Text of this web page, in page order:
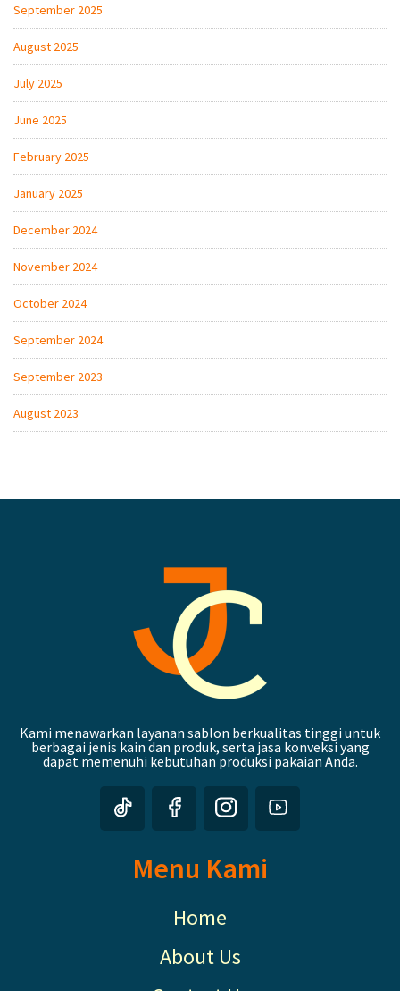
September 2025
August 2025
July 2025
June 2025
February 2025
January 2025
December 2024
November 2024
October 2024
September 2024
September 2023
August 2023
Kami menawarkan layanan sablon berkualitas tinggi untuk
berbagai jenis kain dan produk, serta jasa konveksi yang
dapat memenuhi kebutuhan produksi pakaian Anda.
Menu Kami
Home
About Us